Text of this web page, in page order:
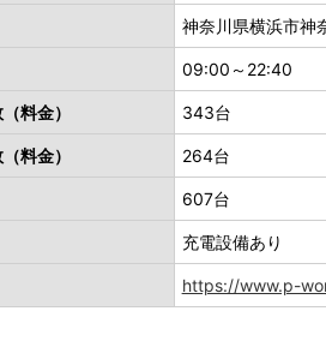
神奈川県横浜市神
09:00～22:40
料金） 343台
料金） 264台
607台
充電設備あり
https://www.p-